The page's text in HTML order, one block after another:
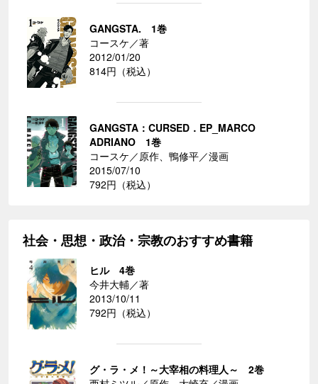
GANGSTA. 1巻
コースケ／著
2012/01/20
814円（税込）
GANGSTA：CURSED．EP_MARCO
ADRIANO 1巻
コースケ／原作、鴨修平／漫画
2015/07/10
792円（税込）
社会・思想・政治・宗教のおすすめ書籍
ヒル 4巻
今井大輔／著
2013/10/11
792円（税込）
グ・ラ・メ！～大宰相の料理人～ 2巻